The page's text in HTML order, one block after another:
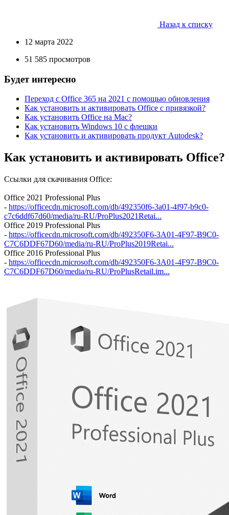
Назад к списку
12 марта 2022
51 585 просмотров
Будет интересно
Переход с Office 365 на 2021 с помощью обновления
Как установить и активировать Office c привязкой?
Как установить Office на Mac?
Как установить Windows 10 с флешки
Как установить и активировать продукт Autodesk?
Как установить и активировать Office?
Ссылки для скачивания Office:
Office 2021 Professional Plus
- https://officecdn.microsoft.com/db/492350f6-3a01-4f97-b9c0-
c7c6ddf67d60/media/ru-RU/ProPlus2021Retai...
Office 2019 Professional Plus
- https://officecdn.microsoft.com/db/492350F6-3A01-4F97-B9C0-
C7C6DDF67D60/media/ru-RU/ProPlus2019Retai...
Office 2016 Professional Plus
- https://officecdn.microsoft.com/db/492350F6-3A01-4F97-B9C0-
C7C6DDF67D60/media/ru-RU/ProPlusRetail.im...